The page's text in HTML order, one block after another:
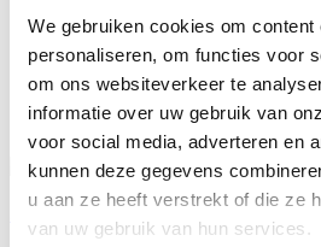
We gebruiken cookies om content
personaliseren, om functies voor
om ons websiteverkeer te
informatie over uw gebruik van
voor social media, adverteren en
kunnen deze gegevens
u aan ze heeft verstrekt of die ze
van uw gebruik van hun services.
S
XL
Cadeau's
Vegan
Vegan kleding